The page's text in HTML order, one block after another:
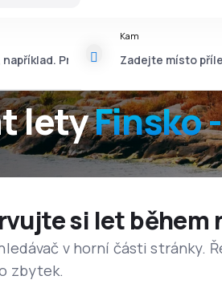
letyFinsko
Kam
si let
v horní části stránky.
zbytek.